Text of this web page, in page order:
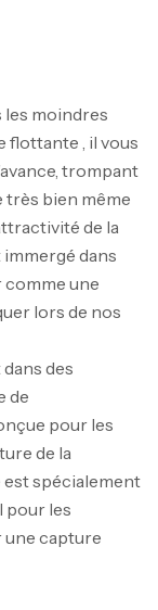
les moindres
flottante , il vous
trompant
très bien même
de la
dans
comme une
lors de nos
des
de
pour les
de la
spécialement
pour les
une capture